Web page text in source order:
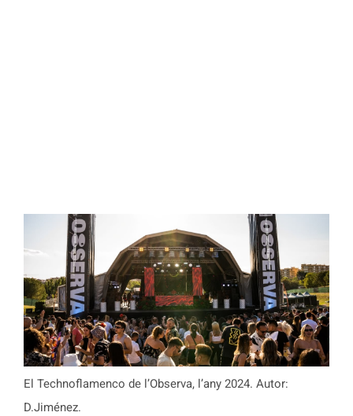
El Technoflamenco de l’Observa, l’any 2024. Autor:
D.Jiménez.